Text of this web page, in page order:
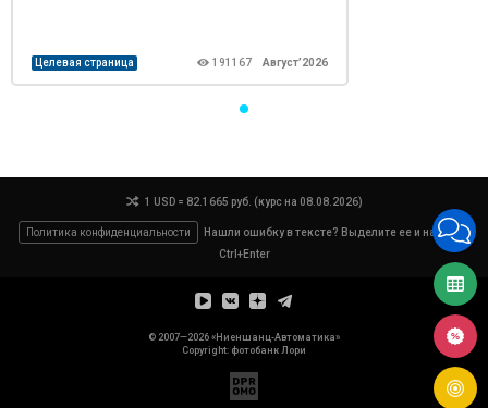
Целевая страница 191167 Август’2026
1 USD = 82.1665 руб. (курс на 08.08.2026)
Политика конфиденциальности
Нашли ошибку в тексте? Выделите ее и нажмите
Ctrl+Enter
© 2007—2026 «Ниеншанц-Автоматика»
Copyright: фотобанк Лори